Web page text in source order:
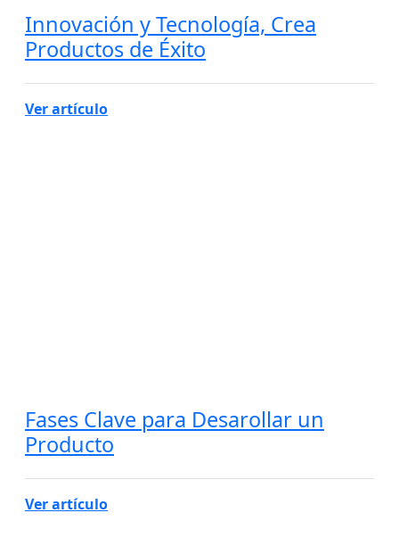
Innovación y Tecnología, Crea
Productos de Éxito
Ver artículo
Fases Clave para Desarollar un
Producto
Ver artículo